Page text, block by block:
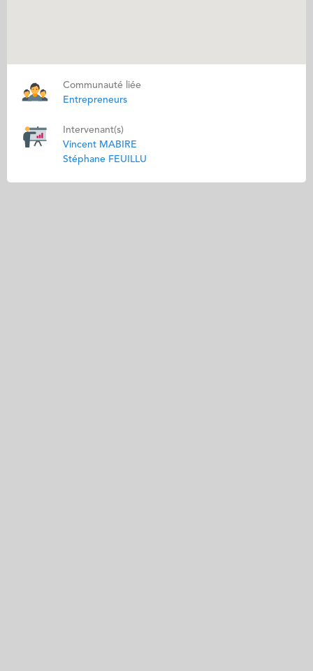
Communauté liée
Entrepreneurs
Intervenant(s)
Vincent MABIRE
Stéphane FEUILLU